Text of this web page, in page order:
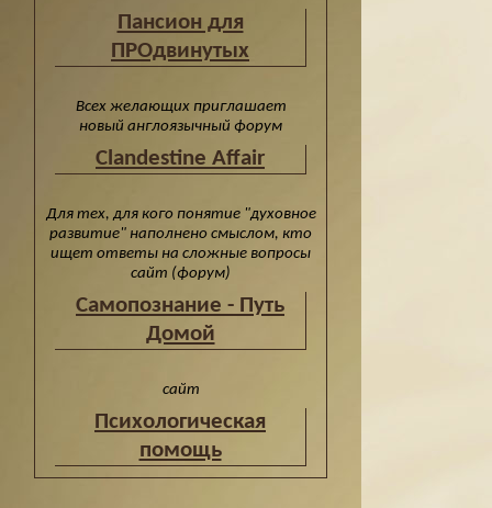
Пансион для
ПРОдвинутых
Всех желающих приглашает
новый англоязычный форум
Clandestine Affair
Для тех, для кого понятие "духовное
развитие" наполнено смыслом, кто
ищет ответы на сложные вопросы
сайт (форум)
Cамопознание - Путь
Домой
сайт
Психологическая
помощь